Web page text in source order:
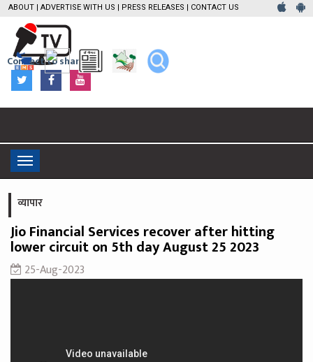
ABOUT | ADVERTISE WITH US | PRESS RELEASES | CONTACT US
Connect to share
Toggle
navigation
व्यापार
Jio Financial Services recover after hitting
lower circuit on 5th day August 25 2023
25-Aug-2023